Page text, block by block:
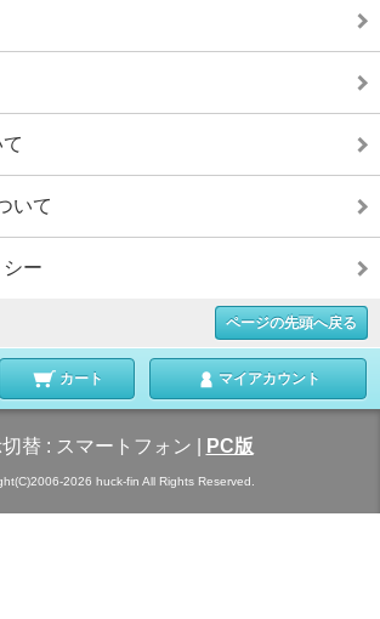
いて
ー
ページの先頭へ戻る
カート マイアカウント
替 : スマートフォン PC版
2026 huck-fin All Rights Reserved.